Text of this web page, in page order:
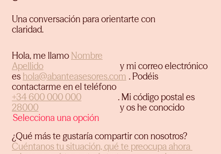
Una conversación para orientarte con
claridad.
Hola, me llamo
y mi correo electrónico
es
. Podéis
contactarme en el teléfono
. Mi código postal es
y os he conocido
¿Qué más te gustaría compartir con nosotros?